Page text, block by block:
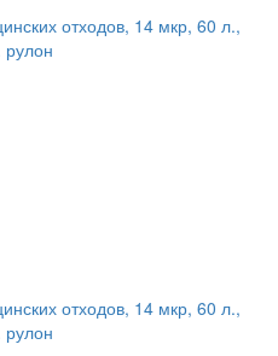
отходов, 14 мкр, 60 л.,
отходов, 14 мкр, 60 л.,